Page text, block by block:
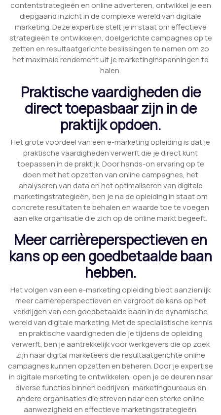
contentstrategieën en online adverteren, ontwikkel je een
diepgaand inzicht in de complexe wereld van digitale
marketing. Deze expertise stelt je in staat om effectieve
strategieën te ontwikkelen, doelgerichte campagnes op te
zetten en resultaatgerichte beslissingen te nemen om zo
het maximale rendement uit je marketinginspanningen te
halen.
Praktische vaardigheden die
direct toepasbaar zijn in de
praktijk opdoen.
Het grote voordeel van een e-marketing opleiding is dat je
praktische vaardigheden verwerft die je direct kunt
toepassen in de praktijk. Door hands-on ervaring op te
doen met het opzetten van online campagnes, het
analyseren van data en het optimaliseren van digitale
marketingstrategieën, ben je na de opleiding in staat om
concrete resultaten te behalen en waarde toe te voegen
aan elke organisatie die zich op de online markt begeeft.
Meer carrièreperspectieven en
kans op een goedbetaalde baan
hebben.
Het volgen van een e-marketing opleiding biedt aanzienlijk
meer carrièreperspectieven en vergroot de kans op het
verkrijgen van een goedbetaalde baan in de dynamische
wereld van digitale marketing. Met de specialistische kennis
en praktische vaardigheden die je tijdens de opleiding
verwerft, ben je aantrekkelijk voor werkgevers die op zoek
zijn naar digital marketeers die resultaatgerichte online
campagnes kunnen opzetten en beheren. Door je expertise
in digitale marketing te ontwikkelen, open je de deuren naar
diverse functies binnen bedrijven, marketingbureaus en
andere organisaties die streven naar een sterke online
aanwezigheid en effectieve marketingstrategieën.